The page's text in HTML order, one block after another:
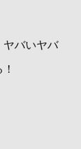
バいヤバ
！